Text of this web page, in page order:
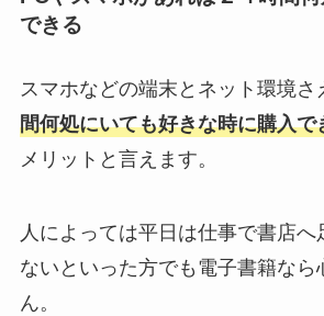
できる
スマホなどの端末とネット環境さ
間何処にいても好きな時に購入で
メリットと言えます。
人によっては平日は仕事で書店
ないといった方でも電子書籍なら
ん。